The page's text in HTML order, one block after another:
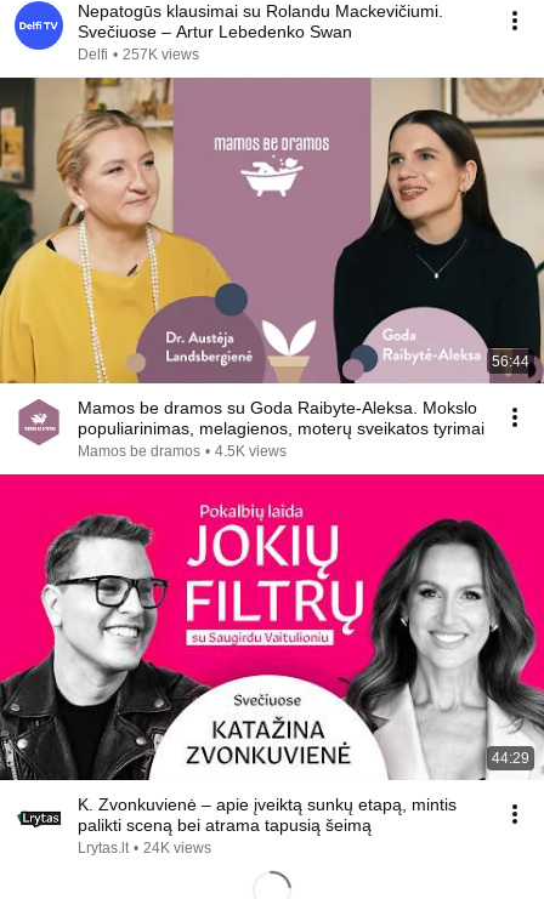
Nepatogūs klausimai su Rolandu Mackevičiumi.
Svečiuose – Artur Lebedenko Swan
Delfi • 257K views
56:44
Mamos be dramos su Goda Raibyte-Aleksa. Mokslo
populiarinimas, melagienos, moterų sveikatos tyrimai
Mamos be dramos • 4.5K views
44:29
K. Zvonkuvienė – apie įveiktą sunkų etapą, mintis
palikti sceną bei atrama tapusią šeimą
Lrytas.lt • 24K views